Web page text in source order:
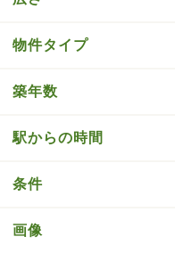
物件タイプ
築年数
駅からの時間
条件
画像